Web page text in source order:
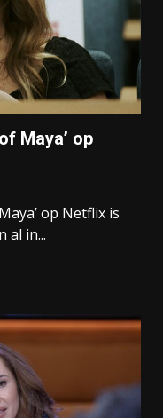
Maya’ op
op Netflix is
al in...